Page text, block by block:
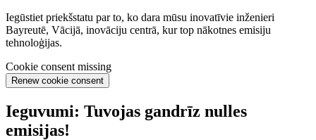
Iegūstiet priekšstatu par to, ko dara mūsu inovatīvie inženieri
Bayreutē, Vācijā, inovāciju centrā, kur top nākotnes emisiju
tehnoloģijas.
Cookie consent missing
Renew cookie consent
Ieguvumi: Tuvojas gandrīz nulles
emisijas!